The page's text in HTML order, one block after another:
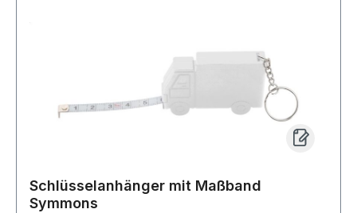
Schlüsselanhänger mit Maßband
Symmons